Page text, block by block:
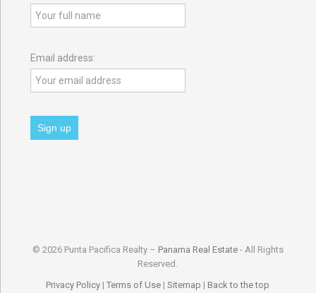
Email address:
© 2026 Punta Pacifica Realty – Panama Real Estate- All Rights
Reserved.
Privacy Policy |Terms of Use |Sitemap | Back to the top